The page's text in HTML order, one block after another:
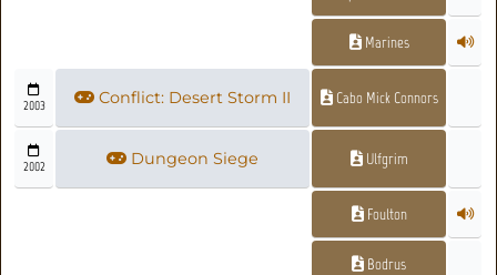
Marines
2003 Conflict: Desert Storm II Cabo Mick Connors
2002 Dungeon Siege Ulfgrim
Foulton
Bodrus